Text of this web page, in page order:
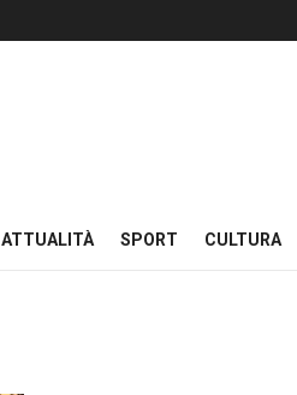
ATTUALITÀ SPORT CULTURA